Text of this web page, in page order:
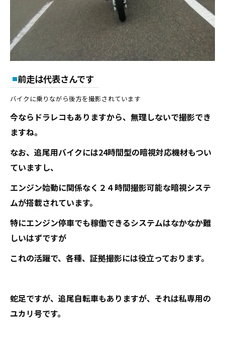
前走は代表さんです
バイクに乗りながら後方を撮影されています
今ならドラレコもありますから、無理しないで撮影でき
ますね。
なお、追尾用バイクには24時間型の暗視対応機材もつい
ていますし、
エンジン始動に関係なく２４時間撮影可能な暗視システ
ムが搭載されています。
特にエンジン停車でも稼働できるシステムはなかなか難
しいはずですが
これの活躍で、各種、証拠撮影には役立っております。
蛇足ですが、追尾自転車もありますが、それは私専用の
ユカリ号です。